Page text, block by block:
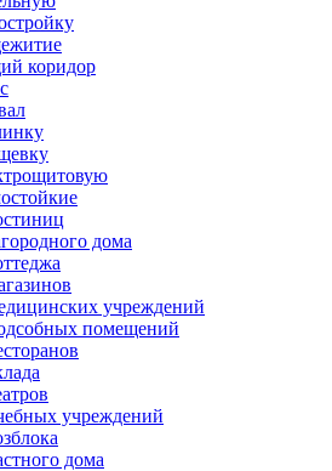
коридор
дома
учреждений
помещений
учреждений
дома